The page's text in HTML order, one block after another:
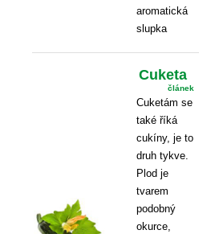
aromatická
slupka
Cuketa
článek
Cuketám se
také říká
cukíny, je to
druh tykve.
Plod je
tvarem
podobný
okurce,